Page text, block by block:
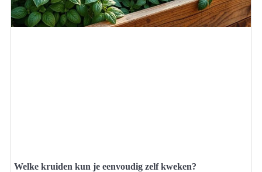
Welke kruiden kun je eenvoudig zelf kweken?